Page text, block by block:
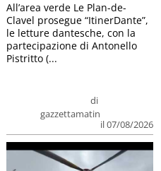
di
gazzettamatin
il 07/08/2026
All’area verde Le Plan-de-
Clavel prosegue “ItinerDante”,
le letture dantesche, con la
partecipazione di Antonello
Pistritto (...